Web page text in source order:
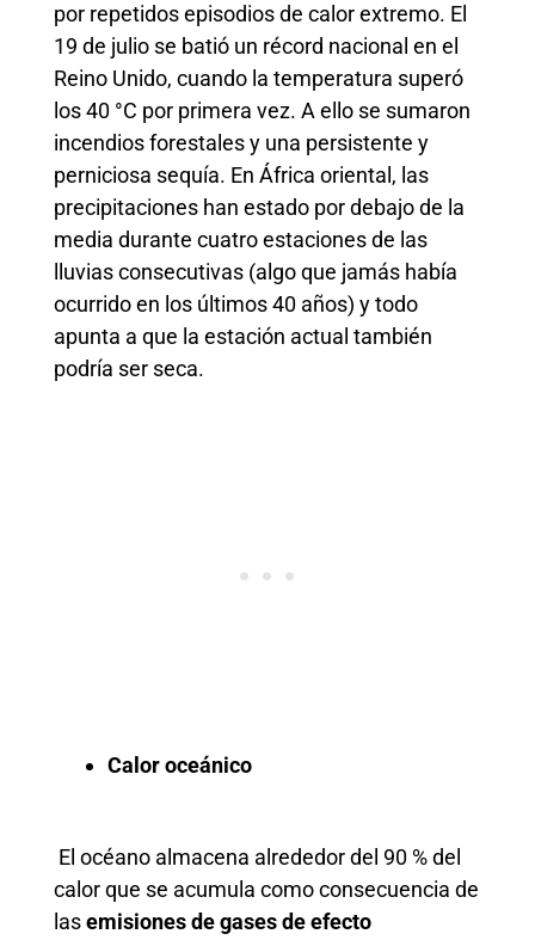
por repetidos episodios de calor extremo. El
19 de julio se batió un récord nacional en el
Reino Unido, cuando la temperatura superó
los 40 °C por primera vez. A ello se sumaron
incendios forestales y una persistente y
perniciosa sequía. En África oriental, las
precipitaciones han estado por debajo de la
media durante cuatro estaciones de las
lluvias consecutivas (algo que jamás había
ocurrido en los últimos 40 años) y todo
apunta a que la estación actual también
podría ser seca.
Calor oceánico
El océano almacena alrededor del 90 % del
calor que se acumula como consecuencia de
lasemisiones de gases de efecto